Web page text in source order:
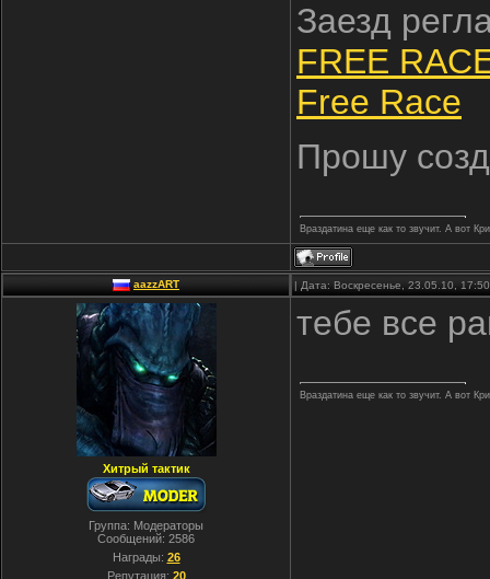
Заезд
FREE
Free Race
Прошу
Враздатина еще как то звучит. А вот
aazzART | Дата: Воскресенье, 23.05.10,
Хитрый тактик
Группа: Модераторы
Сообщений: 2586
Награды: 26
Репутация: 20
тебе все
Враздатина еще как то звучит. А вот